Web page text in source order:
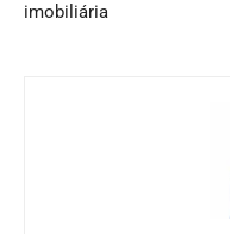
imobiliária